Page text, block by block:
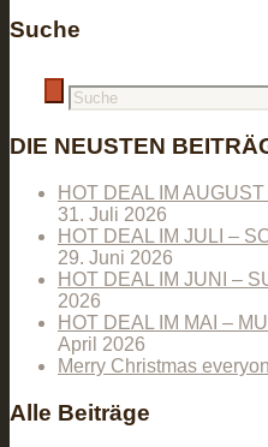
Suche
DIE NEUSTEN
HOT DEAL IM
31. Juli 2026
HOT DEAL IM JULI –
29. Juni 2026
HOT DEAL IM JUNI –
2026
HOT DEAL IM MAI –
April 2026
Merry Christmas
Alle Beiträge